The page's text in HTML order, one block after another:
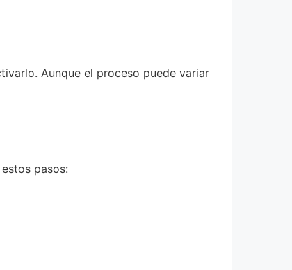
Aunque el proceso puede variar
pasos: